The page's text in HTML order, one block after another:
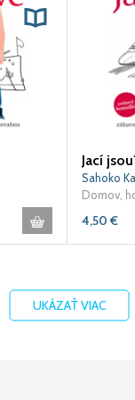
Jací
Domov,
4,50 €
UKÁZAŤ VIAC